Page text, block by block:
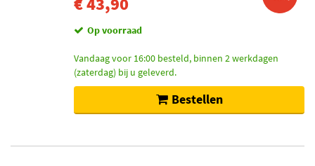
Op voorraad
Vandaag voor 16:00 besteld, binnen 2 werkdagen
(zaterdag) bij u geleverd.
Bestellen